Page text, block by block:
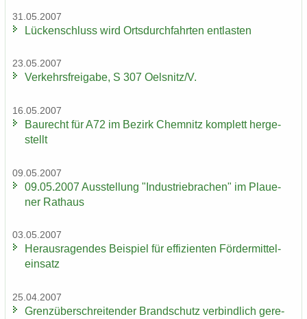
31.05.2007
Lü­cken­schluss wird Orts­durch­fahr­ten ent­las­ten
23.05.2007
Ver­kehrs­frei­ga­be, S 307 Oels­nitz/V.
16.05.2007
Bau­recht für A72 im Be­zirk Chem­nitz kom­plett her­ge­
stellt
09.05.2007
09.05.2007 Aus­stel­lung "In­dus­trie­bra­chen" im Plaue­
ner Rat­haus
03.05.2007
Her­aus­ra­gen­des Bei­spiel für ef­fi­zi­en­ten För­der­mit­tel­
ein­satz
25.04.2007
Grenz­über­schrei­ten­der Brand­schutz ver­bind­lich ge­re­